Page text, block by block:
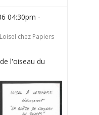
04:30pm -
chez Papiers
l'oiseau du